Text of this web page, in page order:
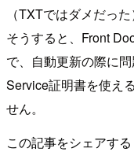
（TXTではダメだった
そうすると、Front
で、自動更新の際に
Service証明書を使え
せん。
この記事をシェアする